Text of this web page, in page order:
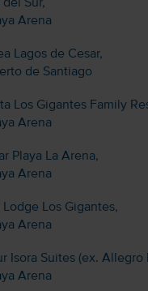
Sur,
Arena
Lagos de Cesar,
de Santiago
Los Gigantes Family
Arena
Playa La Arena,
Arena
Los Gigantes,
Arena
Isora Suites (ex. Allegro
Arena